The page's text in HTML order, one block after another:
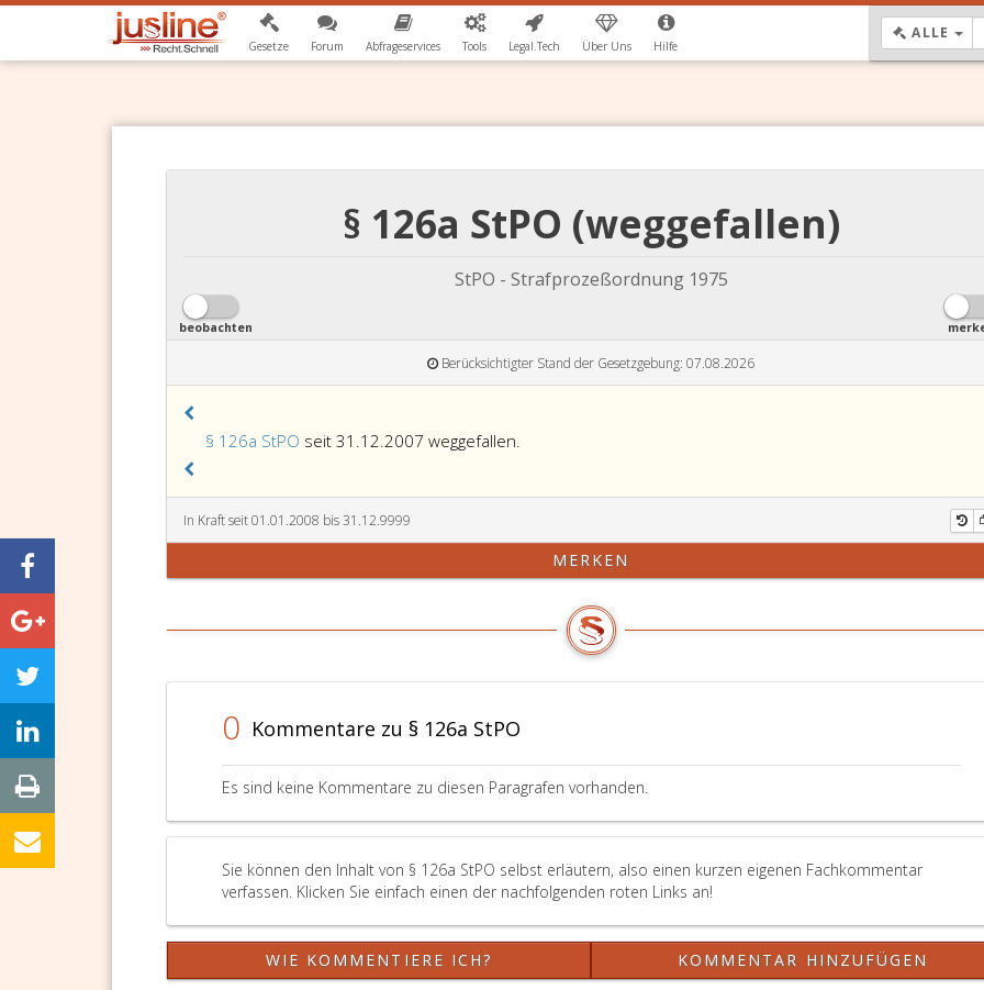
Gesetze Forum Abfrageservices Tools Legal.Tech Über Uns Hilfe
ALLE
§ 126a StPO (weggefallen)
StPO - Strafprozeßordnung 1975
beobachten
Berücksichtigter Stand der Gesetzgebung: 07.08.2026
§ 126a StPO seit 31.12.2007 weggefallen.
In Kraft seit 01.01.2008 bis 31.12.9999
MERKEN
0 Kommentare zu § 126a StPO
Es sind keine Kommentare zu diesen Paragrafen vorhanden.
Sie können den Inhalt von § 126a StPO selbst erläutern, also einen kurzen eigenen Fachkommentar
verfassen. Klicken Sie einfach einen der nachfolgenden roten Links an!
WIE KOMMENTIERE ICH? KOMMENTAR HINZUFÜGEN